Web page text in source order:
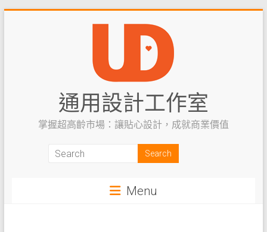
通用設計工作室
掌握超高齡市場：讓貼心設計，成就商業價值
Menu